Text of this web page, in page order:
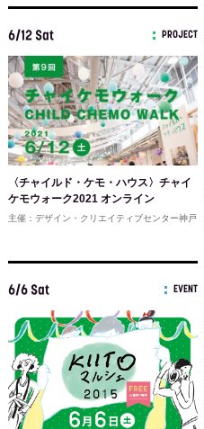
6/12 Sat PROJECT
〈チャイルド・ケモ・ハウス〉チャイ
ケモウォーク2021 オンライン
主催：デザイン・クリエイティブセンター神戸
6/6 Sat EVENT